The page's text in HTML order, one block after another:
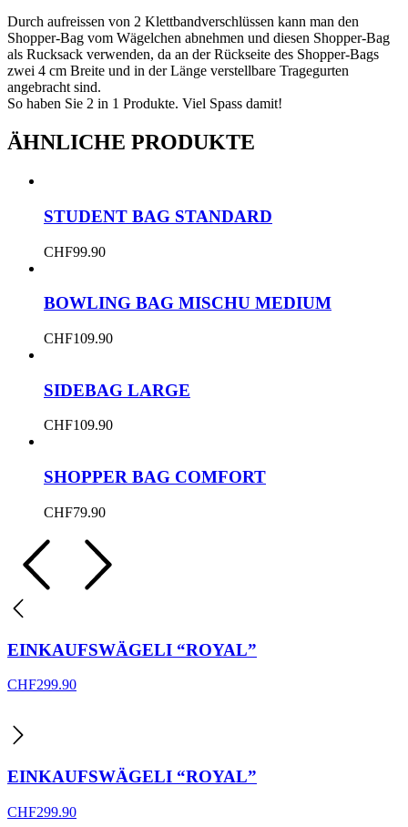
Durch aufreissen von 2 Klettbandverschlüssen kann man den
Shopper-Bag vom Wägelchen abnehmen und diesen Shopper-Bag
als Rucksack verwenden, da an der Rückseite des Shopper-Bags
zwei 4 cm Breite und in der Länge verstellbare Tragegurten
angebracht sind.
So haben Sie 2 in 1 Produkte. Viel Spass damit!
ÄHNLICHE PRODUKTE
STUDENT BAG STANDARD
CHF99.90
BOWLING BAG MISCHU MEDIUM
CHF109.90
SIDEBAG LARGE
CHF109.90
SHOPPER BAG COMFORT
CHF79.90
EINKAUFSWÄGELI “ROYAL”
CHF299.90
EINKAUFSWÄGELI “ROYAL”
CHF299.90